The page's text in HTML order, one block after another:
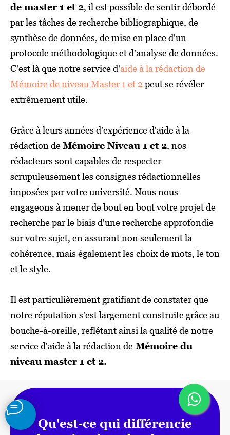
de master 1 et 2, il est possible de sentir débordé
par les tâches de recherche bibliographique, de
synthèse de données, de mise en place d'un
protocole méthodologique et d'analyse de données.
C'est là que notre service d'aide à la rédaction de
Mémoire de niveau Master 1 et 2peut se révéler
extrêmement utile.
Grâce à leurs années d'expérience d'aide à la
rédaction deMémoire Niveau 1 et 2, nos
rédacteurs sont capables de respecter
scrupuleusement les consignes rédactionnelles
imposées par votre université. Nous nous
engageons à mener de bout en bout votre projet de
recherche par le biais d'une recherche approfondie
sur votre sujet, en assurant non seulement la
cohérence, mais également les choix de mots, le ton
et le style.
Il est particulièrement gratifiant de constater que
notre réputation s'est largement construite grâce au
bouche-à-oreille, reflétant ainsi la qualité de notre
service d'aide à la rédaction de Mémoire du
niveau master 1 et 2.
Qu'est-ce qui différencie